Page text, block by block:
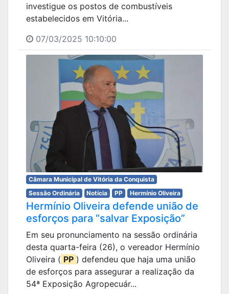
investigue os postos de combustíveis
estabelecidos em Vitória...
07/03/2025 10:10:00
Câmara Municipal de Vitória da Conquista
Sessão Ordinária
Notícia PP Hermínio Oliveira
Hermínio Oliveira defende união de
esforços para “salvar Exposição”
Em seu pronunciamento na sessão ordinária
desta quarta-feira (26), o vereador Hermínio
Oliveira ( PP ) defendeu que haja uma união
de esforços para assegurar a realização da
54ª Exposição Agropecuár...